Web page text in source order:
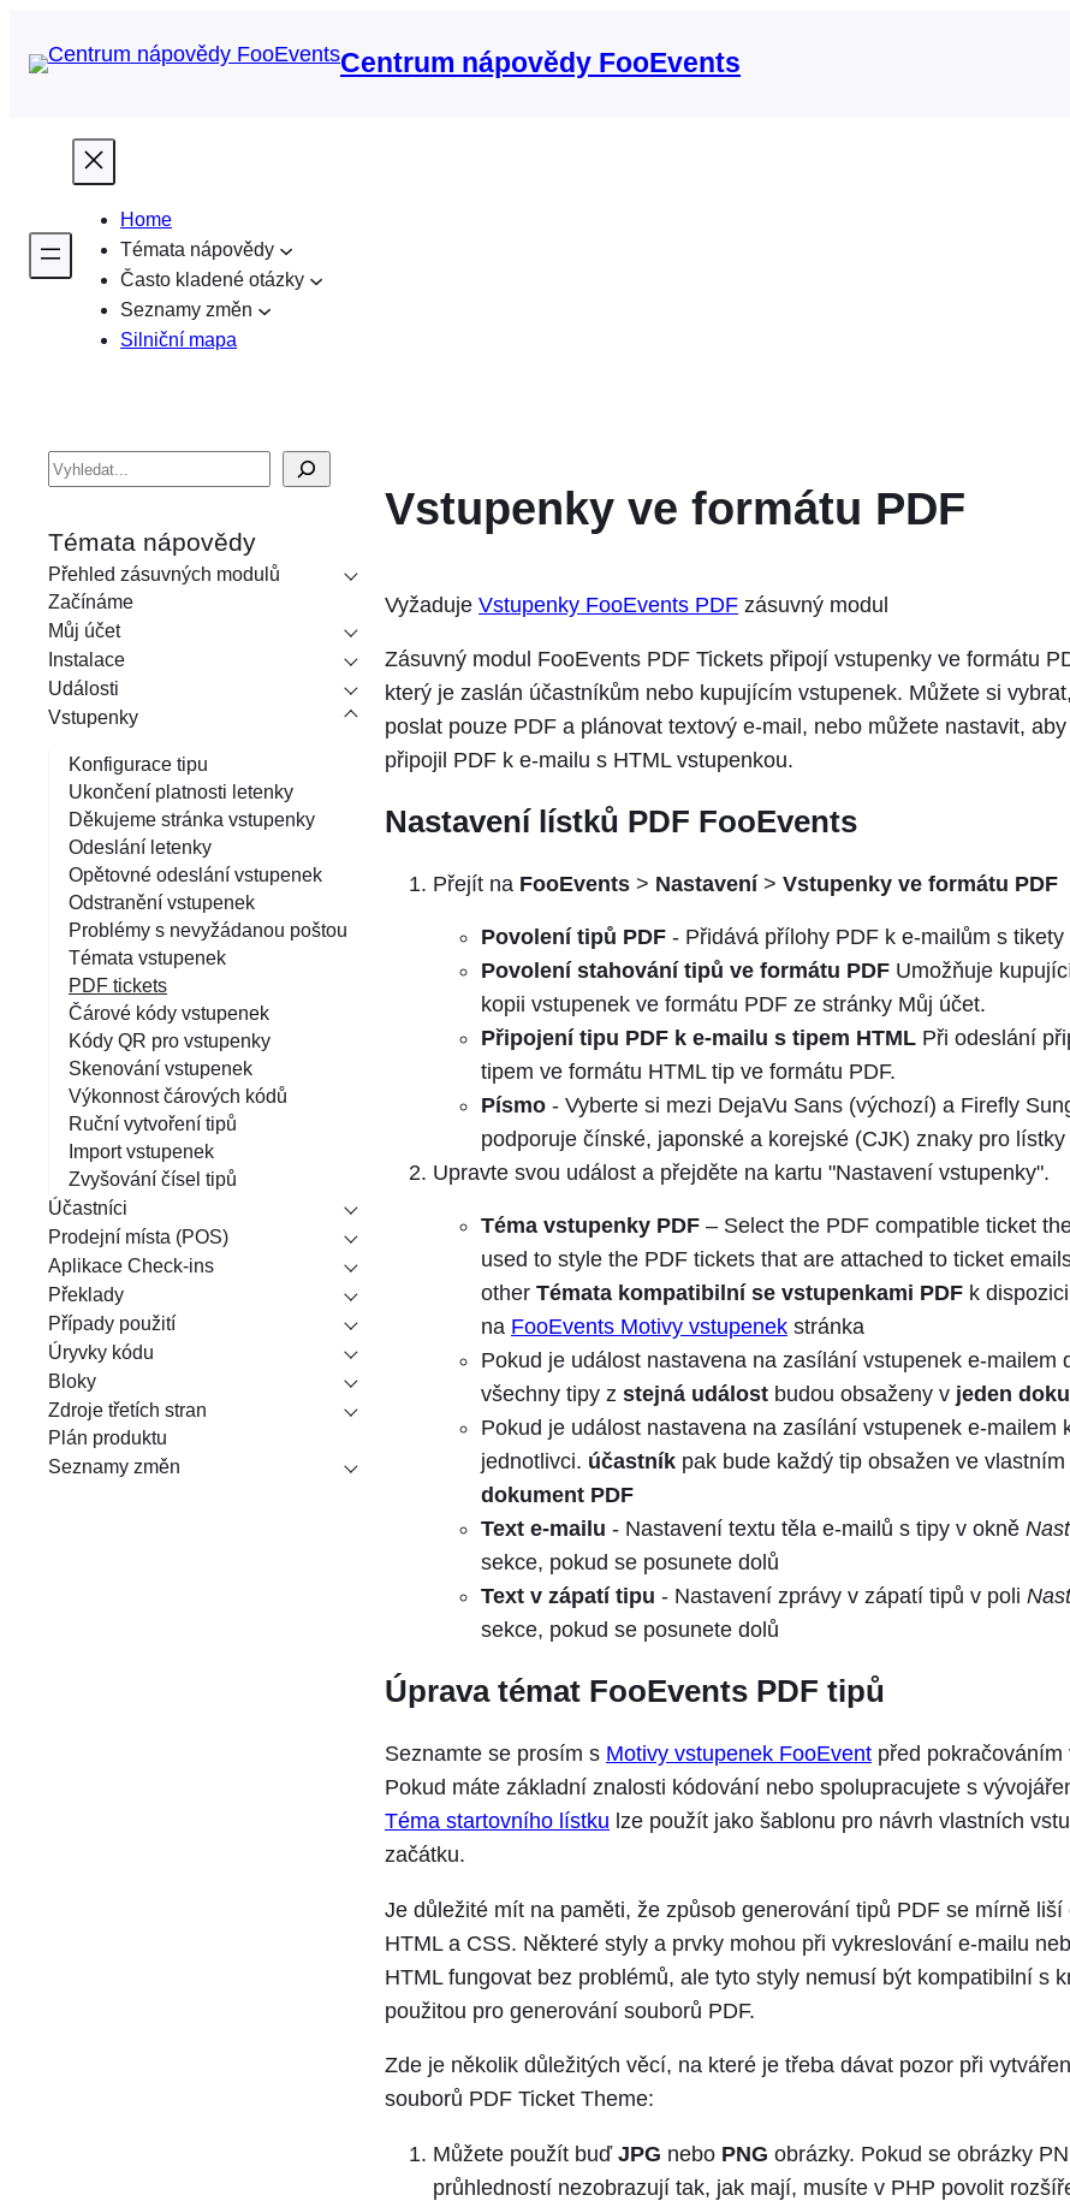
Centrum nápovědy FooEvents
Home
Témata nápovědy
Často kladené otázky
Seznamy změn
Silniční mapa
V
h
l
e
d
á
v
Témata nápovědy
Přehled zásuvných modulů
Začínáme
Můj účet
Instalace
Události
Vstupenky
Konfigurace tipu
Ukončení platnosti letenky
Děkujeme stránka vstupenky
Odeslání letenky
Opětovné odeslání vstupenek
Odstranění vstupenek
Problémy s nevyžádanou poštou
Témata vstupenek
PDF tickets
Čárové kódy vstupenek
Kódy QR pro vstupenky
Skenování vstupenek
Výkonnost čárových kódů
Ruční vytvoření tipů
Import vstupenek
Zvyšování čísel tipů
Účastníci
Prodejní místa (POS)
Aplikace Check-ins
Překlady
Případy použití
Úryvky kódu
Bloky
Zdroje třetích stran
Plán produktu
Seznamy změn
Vstupenky ve formátu PDF
Vyžaduje Vstupenky FooEvents PDF zásuvný modul
Zásuvný modul FooEvents PDF Tickets připojí vstupenky ve formátu
který je zaslán účastníkům nebo kupujícím vstupenek. Můžete si
poslat pouze PDF a plánovat textový e-mail, nebo můžete nastavit,
připojil PDF k e-mailu s HTML vstupenkou.
Nastavení lístků PDF FooEvents
Přejít na FooEvents > Nastavení > Vstupenky ve formátu PDF
Povolení tipů PDF - Přidává přílohy PDF k e-mailům s tikety
Povolení stahování tipů ve formátu PDF Umožňuje
kopii vstupenek ve formátu PDF ze stránky Můj účet.
Připojení tipu PDF k e-mailu s tipem HTML Při odeslání
tipem ve formátu HTML tip ve formátu PDF.
Písmo - Vyberte si mezi DejaVu Sans (výchozí) a Firefly
podporuje čínské, japonské a korejské (CJK) znaky pro lístky
Upravte svou událost a přejděte na kartu "Nastavení vstupenky".
Téma vstupenky PDF – Select the PDF compatible ticket
used to style the PDF tickets that are attached to ticket
other Témata kompatibilní se vstupenkami PDF k
na FooEvents Motivy vstupenek stránka
Pokud je událost nastavena na zasílání vstupenek e-mailem
všechny tipy z stejná událost budou obsaženy v jeden
Pokud je událost nastavena na zasílání vstupenek e-mailem
jednotlivci. účastník pak bude každý tip obsažen ve vlastním
dokument PDF
Text e-mailu - Nastavení textu těla e-mailů s tipy v okně
sekce, pokud se posunete dolů
Text v zápatí tipu - Nastavení zprávy v zápatí tipů v poli
sekce, pokud se posunete dolů
Úprava témat FooEvents PDF tipů
Seznamte se prosím s Motivy vstupenek FooEvent před pokračováním
Pokud máte základní znalosti kódování nebo spolupracujete s
Téma startovního lístku lze použít jako šablonu pro návrh vlastních
začátku.
Je důležité mít na paměti, že způsob generování tipů PDF se mírně liší
HTML a CSS. Některé styly a prvky mohou při vykreslování e-mailu
HTML fungovat bez problémů, ale tyto styly nemusí být kompatibilní s
použitou pro generování souborů PDF.
Zde je několik důležitých věcí, na které je třeba dávat pozor při
souborů PDF Ticket Theme:
Můžete použít buď JPG nebo PNG obrázky. Pokud se obrázky
průhledností nezobrazují tak, jak mají, musíte v PHP povolit